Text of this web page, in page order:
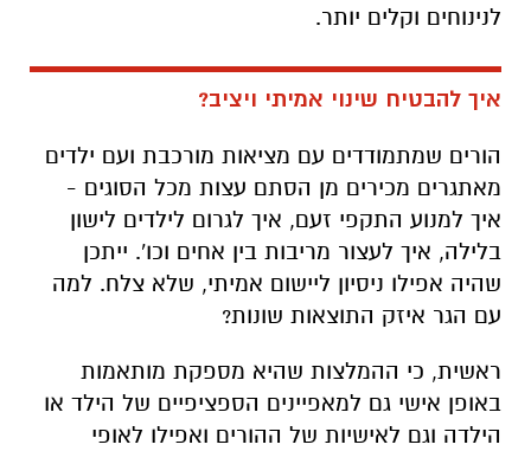
לנינוחים וקלים יותר.
איך להבטיח שינוי אמיתי ויציב?
הורים שמתמודדים עם מציאות מורכבת ועם ילדים
מאתגרים מכירים מן הסתם עצות מכל הסוגים -
איך למנוע התקפי זעם, איך לגרום לילדים לישון
בלילה, איך לעצור מריבות בין אחים וכו'. ייתכן
שהיה אפילו ניסיון ליישום אמיתי, שלא צלח. למה
עם הגר איזק התוצאות שונות?
ראשית, כי ההמלצות שהיא מספקת מותאמות
באופן אישי גם למאפיינים הספציפיים של הילד או
הילדה וגם לאישיות של ההורים ואפילו לאופי